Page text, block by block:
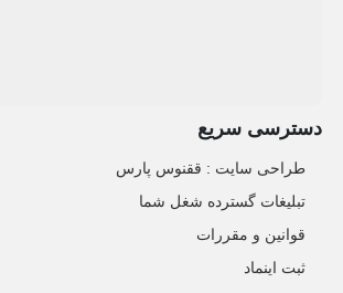
دسترسی سریع
طراحی سایت :‌ ققنوس پارس
تبلیغات گسترده شغل شما
قوانین و مقررات
ثبت اینماد